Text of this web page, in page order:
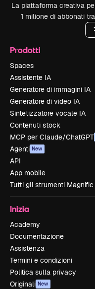
La piattaforma creativa
1 milione di abbonati
Prodotti
Spaces
Assistente IA
Generatore di immagini IA
Generatore di video IA
Sintetizzatore vocale IA
Contenuti stock
MCP per Claude/ChatGPT
Agenti New
API
App mobile
Tutti gli strumenti Magnific
Inizia
Academy
Documentazione
Assistenza
Termini e condizioni
Politica sulla privacy
Originali New